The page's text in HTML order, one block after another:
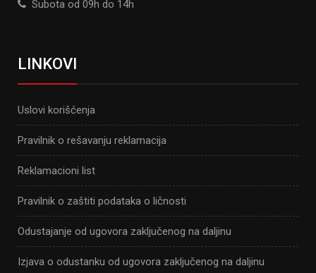
Subota od 09h do 14h
LINKOVI
Uslovi korišćenja
Pravilnik o rešavanju reklamacija
Reklamacioni list
Pravilnik o zaštiti podataka o ličnosti
Odustajanje od ugovora zaključenog na daljinu
Izjava o odustanku od ugovora zaključenog na daljinu